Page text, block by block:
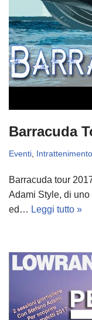
Barracuda
Eventi Intrattenimento
Barracuda tour
Adami Style, di
ed… Leggi tutto »